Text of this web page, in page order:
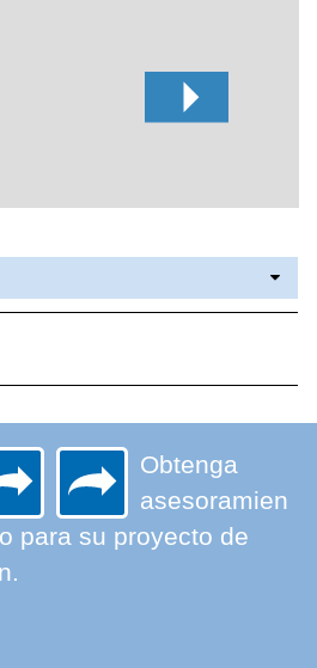
Obtenga
asesoramien
para su proyecto de